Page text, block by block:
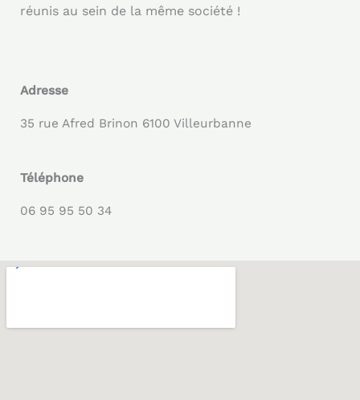
réunis au sein de la même société !
Adresse
35 rue Afred Brinon 6100 Villeurbanne
Téléphone
06 95 95 50 34